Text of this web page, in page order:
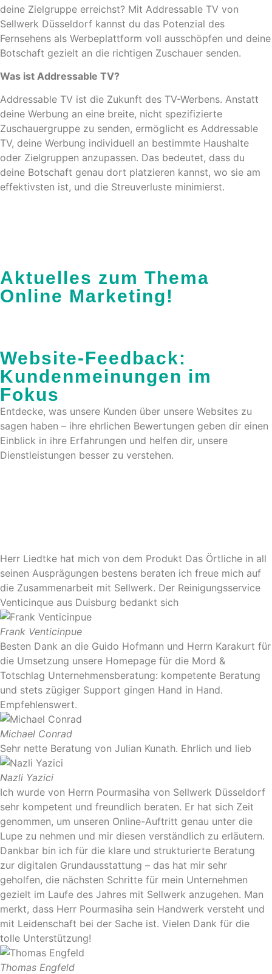
deine Zielgruppe erreichst? Mit Addressable TV von
Sellwerk Düsseldorf kannst du das Potenzial des
Fernsehens als Werbeplattform voll ausschöpfen und deine
Botschaft gezielt an die richtigen Zuschauer senden.
Was ist Addressable TV?
Addressable TV ist die Zukunft des TV-Werbens. Anstatt
deine Werbung an eine breite, nicht spezifizierte
Zuschauergruppe zu senden, ermöglicht es Addressable
TV, deine Werbung individuell an bestimmte Haushalte
oder Zielgruppen anzupassen. Das bedeutet, dass du
deine Botschaft genau dort platzieren kannst, wo sie am
effektivsten ist, und die Streuverluste minimierst.
Aktuelles zum Thema
Online Marketing!
Website-Feedback:
Kundenmeinungen im
Fokus
Entdecke, was unsere Kunden über unsere Websites zu
sagen haben – ihre ehrlichen Bewertungen geben dir einen
Einblick in ihre Erfahrungen und helfen dir, unsere
Dienstleistungen besser zu verstehen.
Herr Liedtke hat mich von dem Produkt Das Örtliche in all
seinen Ausprägungen bestens beraten ich freue mich auf
die Zusammenarbeit mit Sellwerk. Der Reinigungsservice
Venticinque aus Duisburg bedankt sich
Frank Venticinpue
Besten Dank an die Guido Hofmann und Herrn Karakurt für
die Umsetzung unsere Homepage für die Mord &
Totschlag Unternehmensberatung: kompetente Beratung
und stets zügiger Support gingen Hand in Hand.
Empfehlenswert.
Michael Conrad
Sehr nette Beratung von Julian Kunath. Ehrlich und lieb
Nazli Yazici
Ich wurde von Herrn Pourmasiha von Sellwerk Düsseldorf
sehr kompetent und freundlich beraten. Er hat sich Zeit
genommen, um unseren Online-Auftritt genau unter die
Lupe zu nehmen und mir diesen verständlich zu erläutern.
Dankbar bin ich für die klare und strukturierte Beratung
zur digitalen Grundausstattung – das hat mir sehr
geholfen, die nächsten Schritte für mein Unternehmen
gezielt im Laufe des Jahres mit Sellwerk anzugehen. Man
merkt, dass Herr Pourmasiha sein Handwerk versteht und
mit Leidenschaft bei der Sache ist. Vielen Dank für die
tolle Unterstützung!
Thomas Engfeld